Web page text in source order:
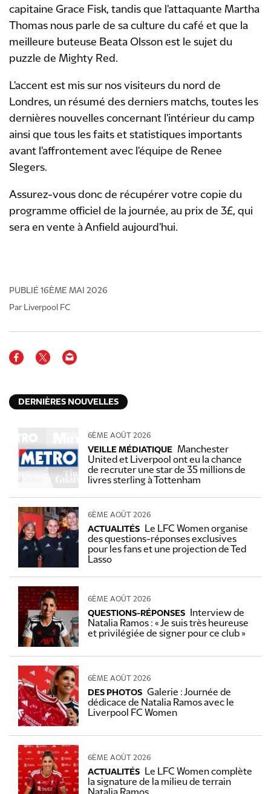
capitaine Grace Fisk, tandis que l'attaquante Martha
Thomas nous parle de sa culture du café et que la
meilleure buteuse Beata Olsson est le sujet du
puzzle de Mighty Red.
L'accent est mis sur nos visiteurs du nord de
Londres, un résumé des derniers matchs, toutes les
dernières nouvelles concernant l'intérieur du camp
ainsi que tous les faits et statistiques importants
avant l'affrontement avec l'équipe de Renee
Slegers.
Assurez-vous donc de récupérer votre copie du
programme officiel de la journée, au prix de 3£, qui
sera en vente à Anfield aujourd'hui.
PUBLIÉ 16ÈME MAI 2026
Par Liverpool FC
DERNIÈRES NOUVELLES
6ÈME AOÛT 2026
VEILLE MÉDIATIQUE Manchester
United et Liverpool ont eu la chance
de recruter une star de 35 millions de
livres sterling à Tottenham
6ÈME AOÛT 2026
ACTUALITÉS
Le LFC Women organise
des questions-réponses exclusives
pour les fans et une projection de Ted
Lasso
6ÈME AOÛT 2026
QUESTIONS-RÉPONSES
Interview de
Natalia Ramos : « Je suis très heureuse
et privilégiée de signer pour ce club »
6ÈME AOÛT 2026
DES PHOTOS Galerie : Journée de
dédicace de Natalia Ramos avec le
Liverpool FC Women
6ÈME AOÛT 2026
ACTUALITÉS
Le LFC Women complète
la signature de la milieu de terrain